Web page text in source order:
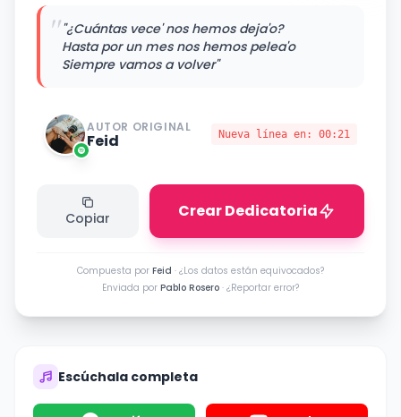
""¿Cuántas vece' nos hemos deja'o?
Hasta por un mes nos hemos pelea'o
Siempre vamos a volver"
AUTOR ORIGINAL
Feid Nueva línea en: 00:21
Copiar Crear Dedicatoria
Compuesta por Feid · ¿Los datos están equivocados?
Enviada por Pablo Rosero · ¿Reportar error?
Escúchala completa